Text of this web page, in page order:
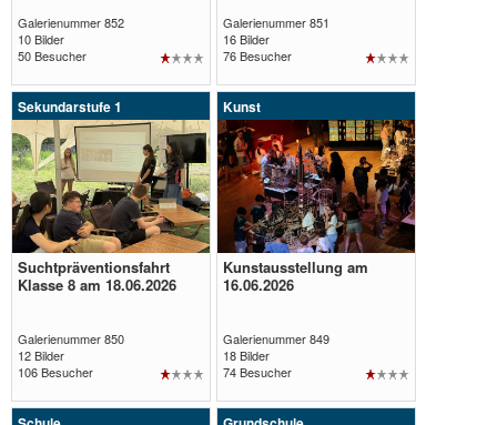
öffnen
Galerienummer 852
10 Bilder
50 Besucher
öffnen
Galerienummer 851
16 Bilder
76 Besucher
Sekundarstufe 1
Galerie
öffnen
Suchtpräventionsfahrt
Klasse 8 am 18.06.2026
Galerienummer 850
12 Bilder
106 Besucher
Kunst
Galerie
öffnen
Kunstausstellung am
16.06.2026
Galerienummer 849
18 Bilder
74 Besucher